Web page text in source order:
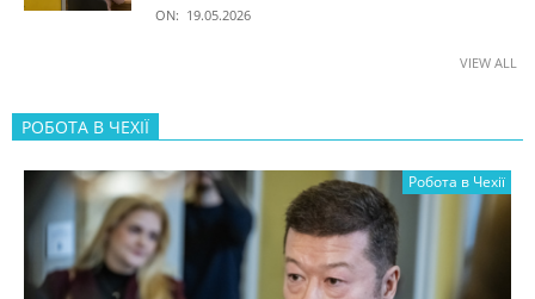
ON: 19.05.2026
VIEW ALL
РОБОТА В ЧЕХІЇ
Робота в Чехії